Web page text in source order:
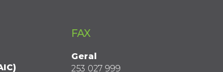
FAX
Geral
253 027 999